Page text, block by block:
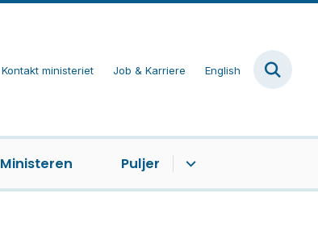
Kontakt ministeriet Job & Karriere English
Ministeren Puljer